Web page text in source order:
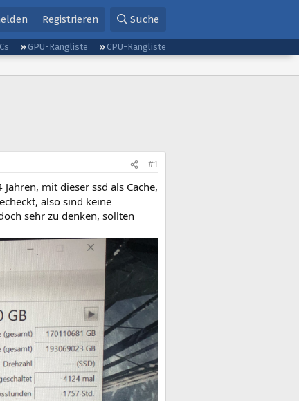
Registrieren Suche
GPU-Rangliste
CPU-Rangliste
#1
mit dieser ssd als Cache,
also sind keine
sehr zu denken, sollten